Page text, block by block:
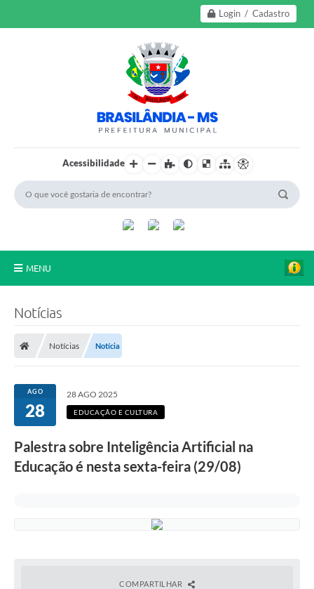
Login / Cadastro
Acessibilidade
MENU
Transparência
Câmara Municipal
e-SIC
Notícias
Notícias Notícia
AGO
28
28 AGO 2025
EDUCAÇÃO E CULTURA
Palestra sobre Inteligência Artificial na
Educação é nesta sexta-feira (29/08)
COMPARTILHAR